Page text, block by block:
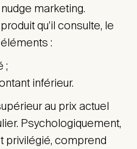
marketing.
qu’il consulte, le
:
;
inférieur.
au prix actuel
Psychologiquement,
privilégié, comprend